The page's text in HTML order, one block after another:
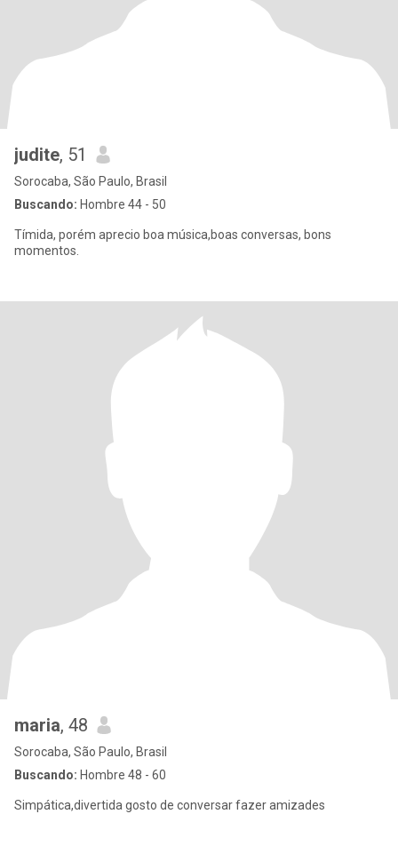
judite, 51
Sorocaba, São Paulo, Brasil
Buscando: Hombre 44 - 50
Tímida, porém aprecio boa música,boas conversas, bons
momentos.
maria, 48
Sorocaba, São Paulo, Brasil
Buscando: Hombre 48 - 60
Simpática,divertida gosto de conversar fazer amizades